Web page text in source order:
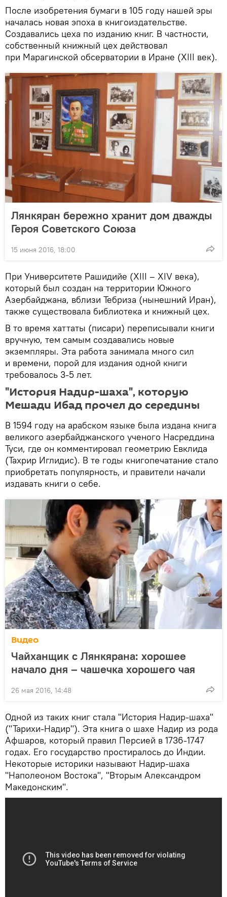
После изобретения бумаги в 105 году нашей эры
началась новая эпоха в книгоиздательстве.
Создавались цеха по изданию книг. В частности,
собственный книжный цех действовал
при Марагинской обсерватории в Иране (XIII век).
Лянкяран бережно хранит дом дважды
Героя Советского Союза
15 июня 2016, 18:00
При Университете Рашидийе (XIII – XIV века),
который был создан на территории Южного
Азербайджана, вблизи Тебриза (нынешний Иран),
также существовала библиотека и книжный цех.
В то время хаттаты (писари) переписывали книги
вручную, тем самым создавались новые
экземпляры. Эта работа занимала много сил
и времени, порой для издания одной книги
требовалось 3-5 лет.
"История Надир-шаха", которую
Мешади Ибад прочел до середины
В 1594 году на арабском языке была издана книга
великого азербайджанского ученого Насреддина
Туси, где он комментировал геометрию Евклида
(Тахрир Иглидис). В те годы книгопечатание стало
приобретать популярность, и правители начали
издавать книги о себе.
Видео
Чайханщик с Лянкярана: хорошее
начало дня – чашечка хорошего чая
26 мая 2016, 14:48
Одной из таких книг стала "История Надир-шаха"
("Тарихи-Надир"). Эта книга о шахе Надир из рода
Афшаров, который правил Персией в 1736-1747
годах. Его государство простиралось до Индии.
Некоторые историки называют Надир-шаха
"Наполеоном Востока", "Вторым Александром
Македонским".